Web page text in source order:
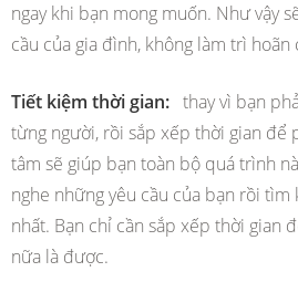
ngay khi bạn mong muốn. Như vậy
cầu của gia đình, không làm trì hoãn
Tiết kiệm thời gian: thay vì bạn
từng người, rồi sắp xếp thời gian để
tâm sẽ giúp bạn toàn bộ quá trình
nghe những yêu cầu của bạn rồi
nhất. Bạn chỉ cần sắp xếp thời gian
nữa là được.